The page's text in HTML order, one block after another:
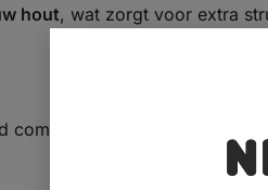
hout, wat zorgt voor extra
combineert uitstekend met: